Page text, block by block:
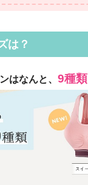
は？
はなんと、 9種類